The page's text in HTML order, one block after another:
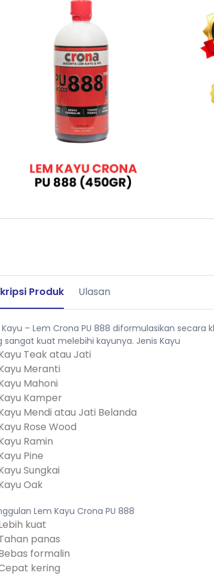
Produk Ulasan
Kayu – Lem Crona PU 888 diformulasikan
sangat kuat melebihi kayunya. Jenis Kayu
Teak atau Jati
Meranti
Mahoni
Kamper
Mendi atau Jati Belanda
Rose Wood
Ramin
Pine
Sungkai
Oak
Lem Kayu Crona PU 888
kuat
panas
formalin
kering